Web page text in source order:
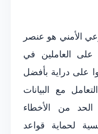
الأمني هو عنصر
العاملين في
على دراية بأفضل
مع البيانات
الحد من الأخطاء
لحماية قواعد